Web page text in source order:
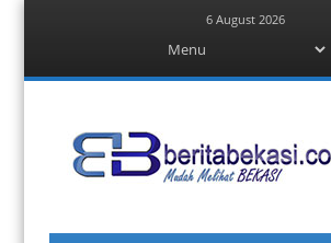
6 August 2026
content
Berita Bekasi